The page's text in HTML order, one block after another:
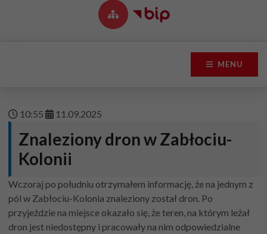
MENU
10:55 11 .09.2025
Znaleziony dron w Zabłociu-
Kolonii
Wczoraj po południu otrzymałem informację, że na jednym z
pól w Zabłociu-Kolonia znaleziony został dron. Po
przyjeździe na miejsce okazało się, że teren, na którym leżał
dron jest niedostępny i pracowały na nim odpowiedzialne